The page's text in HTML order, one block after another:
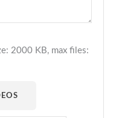
2000 KB, max files: